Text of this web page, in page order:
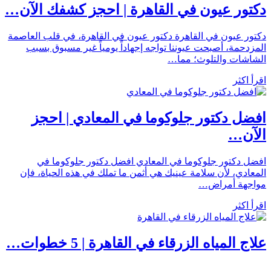
دكتور عيون في القاهرة | احجز كشفك الآن…
دكتور عيون في القاهرة دكتور عيون في القاهرة، في قلب العاصمة
المزدحمة، أصبحت عيوننا تواجه إجهاداً يومياً غير مسبوق بسبب
الشاشات والتلوث؛ مما…
اقرأ اكثر
افضل دكتور جلوكوما في المعادي | احجز
الآن…
افضل دكتور جلوكوما في المعادي افضل دكتور جلوكوما في
المعادي، لأن سلامة عينيك هي أثمن ما تملك في هذه الحياة، فإن
مواجهة أمراض…
اقرأ اكثر
علاج المياه الزرقاء في القاهرة | 5 خطوات…